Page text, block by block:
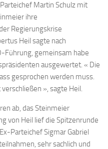
Martin Schulz mit
ihre
Regierungskrise
Heil sagte nach
Führung, gemeinsam habe
ausgewertet. « Die
gesprochen werden muss.
», sagte Heil.
ab, das Steinmeier
von Heil lief die Spitzenrunde
Parteichef Sigmar Gabriel
sehr sachlich und